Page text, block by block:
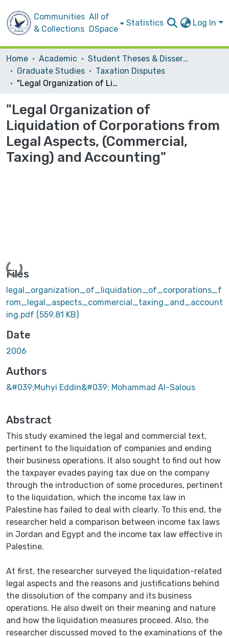
Communities
& Collections
All of
DSpace
Statistics Log In
Home Academic
Student Theses & Dissertations
Graduate Studies
Taxation Disputes
"Legal Organization of Liquidation of Corporations from Legal Aspects, (Commercial, Taxing) and Accounting"
"Legal Organization of
Liquidation of Corporations from
Legal Aspects, (Commercial,
Taxing) and Accounting"
Loading...
Files
legal_organization_of_liquidation_of_corporations_f
rom_legal_aspects_commercial_taxing_and_account
ing.pdf (559.81 KB)
Date
2006
Authors
&#039;Muhyi Eddin&#039; Mohammad Al-Salous
Abstract
This study examined the legal and commercial text,
pertinent to the liquidation of companies and ending
their business operations. It also sought to find out how
the taxpayer evades paying tax due on the company
through the introduction of some procedures, pertinent
to the liquidation, which the income tax law in
Palestine has failed to deal with clearly. To this end, the
researcher held a comparison between income tax laws
in Jordan and Egypt and the income tax law effective in
Palestine.
At first, the researcher surveyed the liquidation-related
legal aspects and the reasons and justifications behind
the dissolution of the company and its business
operations. He also dwelt on their meaning and nature
and how the liquidation measures proceed. Also, the
researcher discussed moved to the examinations of the